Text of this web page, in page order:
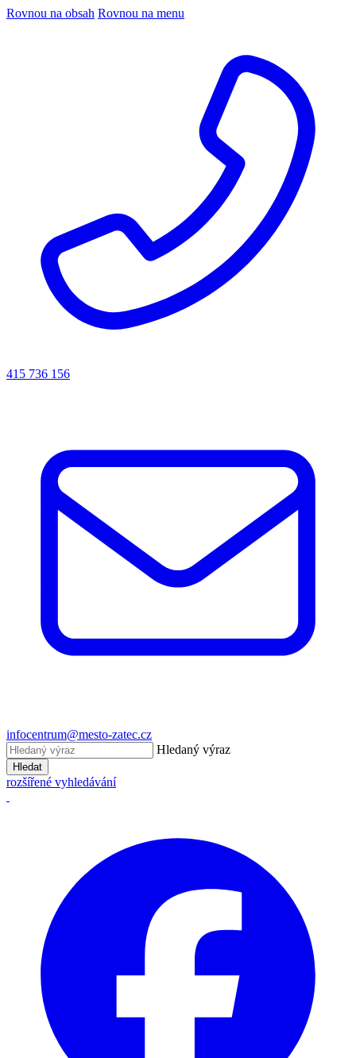
Rovnou na obsah Rovnou na menu
415 736 156
infocentrum@mesto-zatec.cz
Hledaný výraz
Hledat
rozšířené vyhledávání